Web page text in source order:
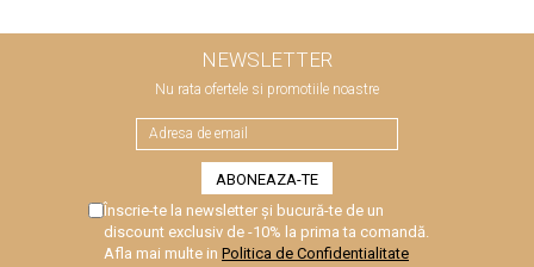
NEWSLETTER
Nu rata ofertele si promotiile noastre
Înscrie-te la newsletter și bucură-te de un
discount exclusiv de -10% la prima ta comandă.
Afla mai multe in Politica de Confidentialitate